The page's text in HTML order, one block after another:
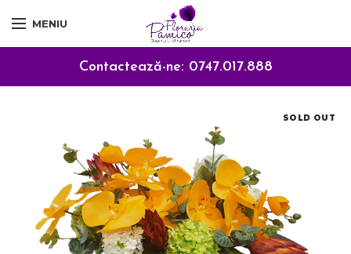
MENIU
Contactează-ne: 0747.017.888
SOLD OUT